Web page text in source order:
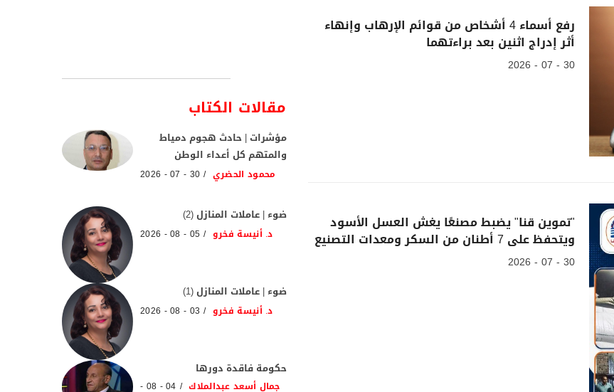
رفع أسماء 4 أشخاص من قوائم الإرهاب وإنهاء
أثر إدراج اثنين بعد براءتهما
30 - 07 - 2026
"تموين قنا" يضبط مصنعًا يغش العسل الأسود
ويتحفظ على 7 أطنان من السكر ومعدات التصنيع
30 - 07 - 2026
مقالات الكتاب
مؤشرات | حادث هجوم دمياط
والمتهم كل أعداء الوطن
محمود الحضري 30 - 07 - 2026
ضوء | عاملات المنازل (2)
د. أنيسة فخرو 05 - 08 - 2026
ضوء | عاملات المنازل (1)
د. أنيسة فخرو 03 - 08 - 2026
حكومة فاقدة دورها
جمال أسعد عبدالملاك 04 - 08 -